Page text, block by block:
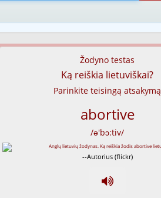
Žodyno testas
Ką reiškia lietuviškai?
Parinkite teisingą atsakymą
abortive
/ə'bɔ:tiv/
--Autorius (flickr)